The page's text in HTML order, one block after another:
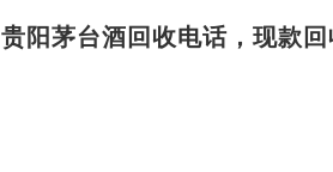
贵阳茅台酒回收电话，现款